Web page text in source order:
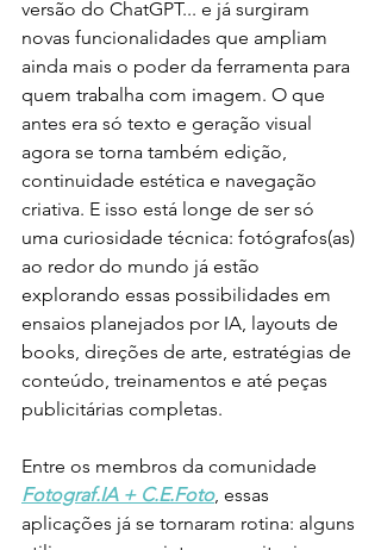
versão do ChatGPT... e já surgiram
novas funcionalidades que ampliam
ainda mais o poder da ferramenta para
quem trabalha com imagem. O que
antes era só texto e geração visual
agora se torna também edição,
continuidade estética e navegação
criativa. E isso está longe de ser só
uma curiosidade técnica: fotógrafos(as)
ao redor do mundo já estão
explorando essas possibilidades em
ensaios planejados por IA, layouts de
books, direções de arte, estratégias de
conteúdo, treinamentos e até peças
publicitárias completas.
Entre os membros da comunidade
Fotograf.IA + C.E.Foto, essas
aplicações já se tornaram rotina: alguns